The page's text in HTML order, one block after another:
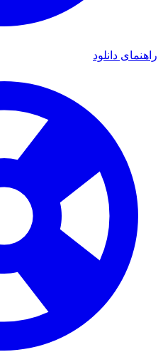
دانلود